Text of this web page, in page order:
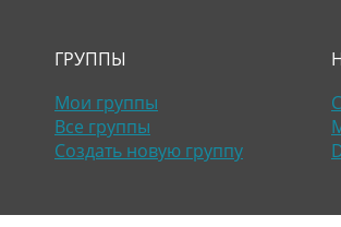
ГРУППЫ
Мои группы
Все группы
Создать новую группу